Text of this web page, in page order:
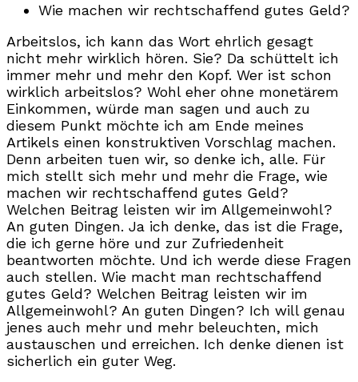
Wie machen wir rechtschaffend gutes Geld?
Arbeitslos, ich kann das Wort ehrlich gesagt
nicht mehr wirklich hören. Sie? Da schüttelt ich
immer mehr und mehr den Kopf. Wer ist schon
wirklich arbeitslos? Wohl eher ohne monetärem
Einkommen, würde man sagen und auch zu
diesem Punkt möchte ich am Ende meines
Artikels einen konstruktiven Vorschlag machen.
Denn arbeiten tuen wir, so denke ich, alle. Für
mich stellt sich mehr und mehr die Frage, wie
machen wir rechtschaffend gutes Geld?
Welchen Beitrag leisten wir im Allgemeinwohl?
An guten Dingen. Ja ich denke, das ist die Frage,
die ich gerne höre und zur Zufriedenheit
beantworten möchte. Und ich werde diese Fragen
auch stellen. Wie macht man rechtschaffend
gutes Geld? Welchen Beitrag leisten wir im
Allgemeinwohl? An guten Dingen? Ich will genau
jenes auch mehr und mehr beleuchten, mich
austauschen und erreichen. Ich denke dienen ist
sicherlich ein guter Weg.